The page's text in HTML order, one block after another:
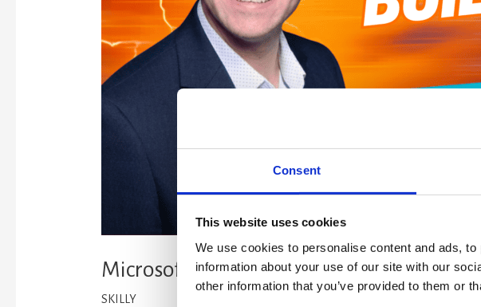
Consent
This website uses cookies
We use cookies to personalise content and ads,
information about your use of our site with our
other information that you’ve provided to them or
Microsoft Build 2026: Die 5 Highlights
SKILLY